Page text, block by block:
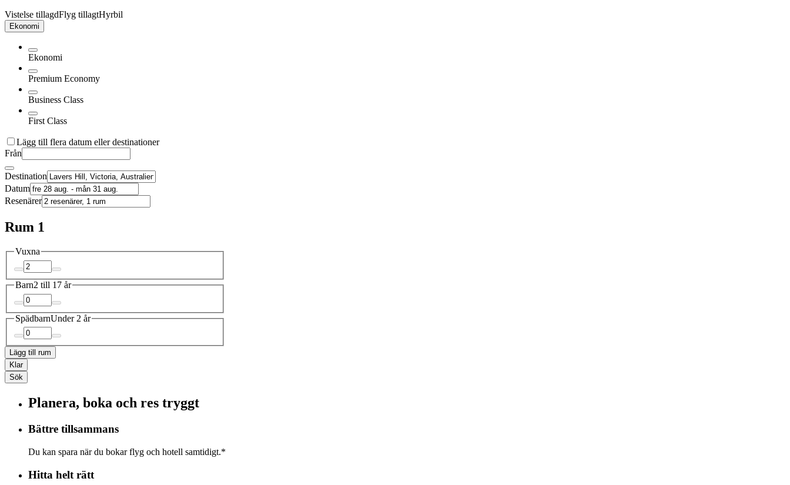
Vistelse tillagdFlyg tillagtHyrbil
Ekonomi
Ekonomi
Premium Economy
Business Class
First Class
Lägg till flera datum eller destinationer
Från
Destination
Datum
Resenärer
Rum 1
Vuxna
Barn2 till 17 år
SpädbarnUnder 2 år
Lägg till rum
Klar
Sök
Planera, boka och res tryggt
Bättre tillsammans
Du kan spara när du bokar flyg och hotell samtidigt.*
Hitta helt rätt